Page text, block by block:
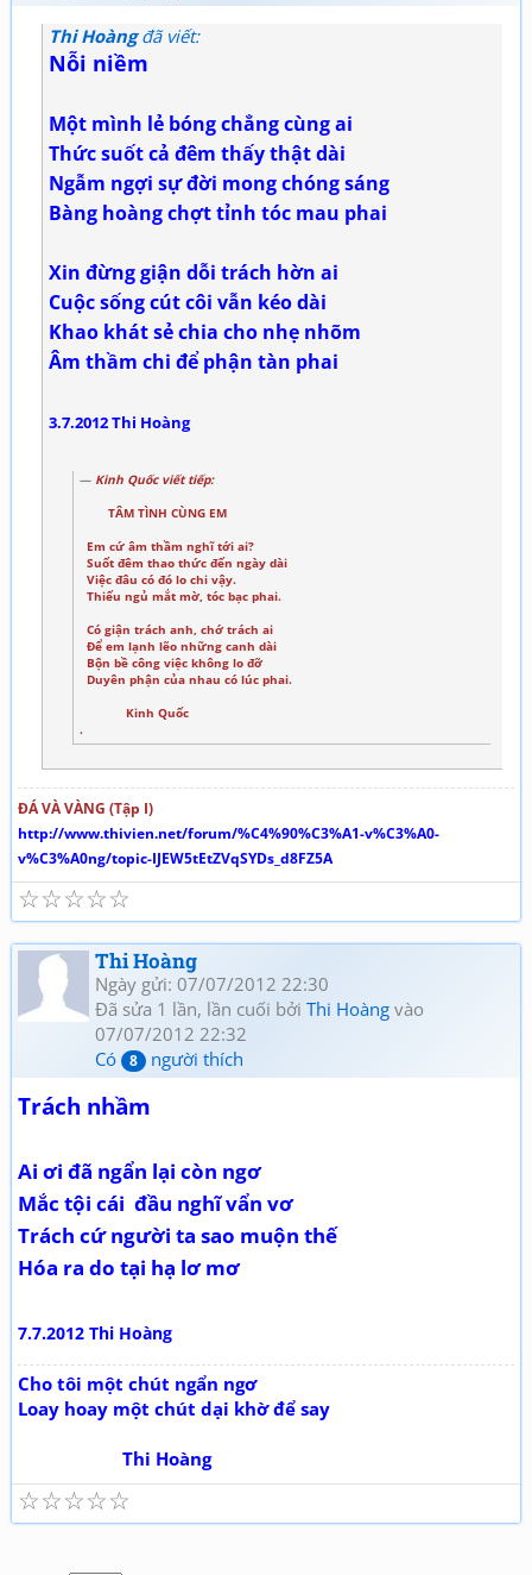
Thi Hoàngđã viết:
Nỗi niềm
Một mình lẻ bóng chẳng cùng ai
Thức suốt cả đêm thấy thật dài
Ngẫm ngợi sự đời mong chóng sáng
Bàng hoàng chợt tỉnh tóc mau phai
Xin đừng giận dỗi trách hờn ai
Cuộc sống cút côi vẫn kéo dài
Khao khát sẻ chia cho nhẹ nhõm
Âm thầm chi để phận tàn phai
3.7.2012 Thi Hoàng
Kinh Quốc viết tiếp:
TÂM TÌNH CÙNG EM
Em cứ âm thầm nghĩ tới ai?
Suốt đêm thao thức đến ngày dài
Việc đâu có đó lo chi vậy.
Thiếu ngủ mắt mờ, tóc bạc phai.
Có giận trách anh, chớ trách ai
Để em lạnh lẽo những canh dài
Bộn bề công việc không lo đỡ
Duyên phận của nhau có lúc phai.
Kinh Quốc
.
ĐÁ VÀ VÀNG (Tập I)
http://www.thivien.net/forum/%C4%90%C3%A1-v%C3%A0-
v%C3%A0ng/topic-IJEW5tEtZVqSYDs_d8FZ5A
☆
☆
☆
☆
☆
Thi Hoàng
Ngày gửi: 07/07/2012 22:30
Đã sửa 1 lần, lần cuối bởi Thi Hoàng vào
07/07/2012 22:32
Có
8 người thích
Trách nhầm
Ai ơi đã ngẩn lại còn ngơ
Mắc tội cái đầu nghĩ vẩn vơ
Trách cứ người ta sao muộn thế
Hóa ra do tại hạ lơ mơ
7.7.2012 Thi Hoàng
Cho tôi một chút ngẩn ngơ
Loay hoay một chút dại khờ để say
Thi Hoàng
☆
☆
☆
☆
☆